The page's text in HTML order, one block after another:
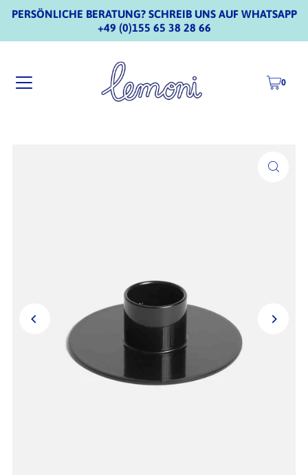
PERSÖNLICHE BERATUNG? SCHREIB UNS AUF WHATSAPP
+49 (0)155 65 38 28 66
0